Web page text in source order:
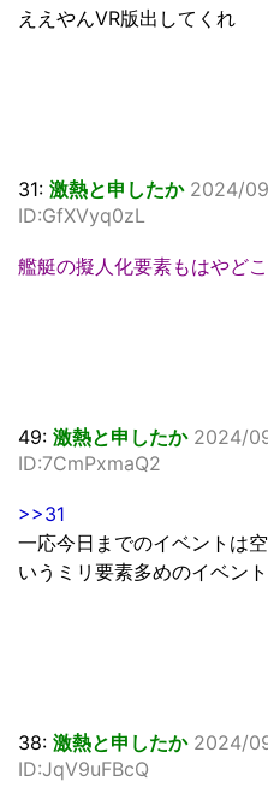
ええやんVR版出してくれ
31: 激熱と申したか 2024/
ID:GfXVyq0zL
艦艇の擬人化要素もはやど
49: 激熱と申したか 2024/
ID:7CmPxmaQ2
>>31
一応今日までのイベントは
いうミリ要素多めのイベン
38: 激熱と申したか 2024/
ID:JqV9uFBcQ